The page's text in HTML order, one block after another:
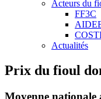
Acteurs du
FF3C
Actualités
Prix du fioul
Moyenne nationale